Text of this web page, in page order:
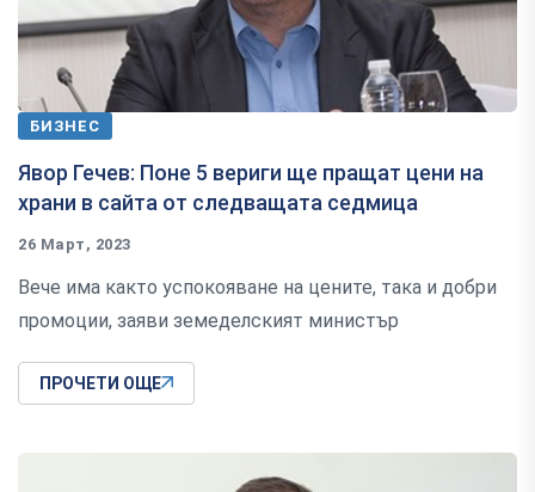
БИЗНЕС
Явор Гечев: Поне 5 вериги ще пращат цени на
храни в сайта от следващата седмица
26 Март, 2023
Вече има както успокояване на цените, така и добри
промоции, заяви земеделският министър
ПРОЧЕТИ ОЩЕ